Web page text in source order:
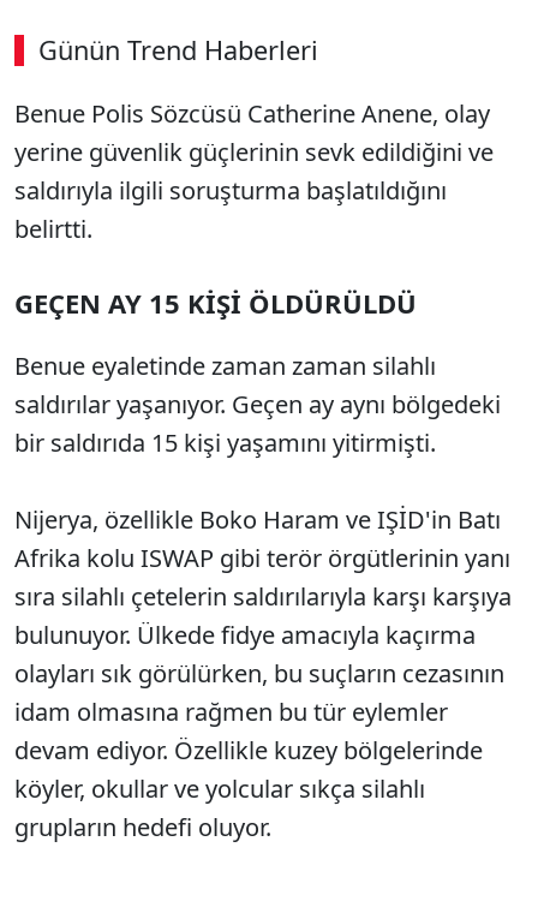
Günün Trend Haberleri
Benue Polis Sözcüsü Catherine Anene, olay
yerine güvenlik güçlerinin sevk edildiğini ve
saldırıyla ilgili soruşturma başlatıldığını
belirtti.
GEÇEN AY 15 KİŞİ ÖLDÜRÜLDÜ
Benue eyaletinde zaman zaman silahlı
saldırılar yaşanıyor. Geçen ay aynı bölgedeki
bir saldırıda 15 kişi yaşamını yitirmişti.
Nijerya, özellikle Boko Haram ve IŞİD'in Batı
Afrika kolu ISWAP gibi terör örgütlerinin yanı
sıra silahlı çetelerin saldırılarıyla karşı karşıya
bulunuyor. Ülkede fidye amacıyla kaçırma
olayları sık görülürken, bu suçların cezasının
idam olmasına rağmen bu tür eylemler
devam ediyor. Özellikle kuzey bölgelerinde
köyler, okullar ve yolcular sıkça silahlı
grupların hedefi oluyor.